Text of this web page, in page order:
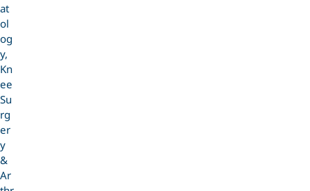
at
ol
og
y,
Kn
ee
Su
rg
er
y
&
Ar